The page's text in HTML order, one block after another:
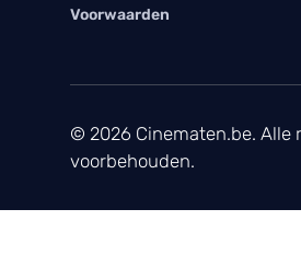
Voorwaarden
© 2026 Cinematen.be. Alle
voorbehouden.